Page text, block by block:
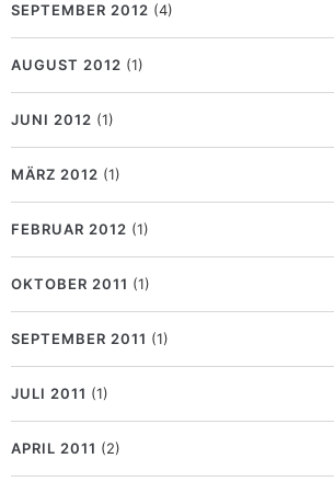
SEPTEMBER 2012 (4)
AUGUST 2012 (1)
JUNI 2012 (1)
MÄRZ 2012 (1)
FEBRUAR 2012 (1)
OKTOBER 2011 (1)
SEPTEMBER 2011 (1)
JULI 2011 (1)
APRIL 2011 (2)